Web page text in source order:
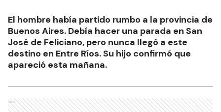
El hombre había partido rumbo a la provincia de
Buenos Aires. Debía hacer una parada en San
José de Feliciano, pero nunca llegó a este
destino en Entre Ríos. Su hijo confirmó que
apareció esta mañana.
Ads